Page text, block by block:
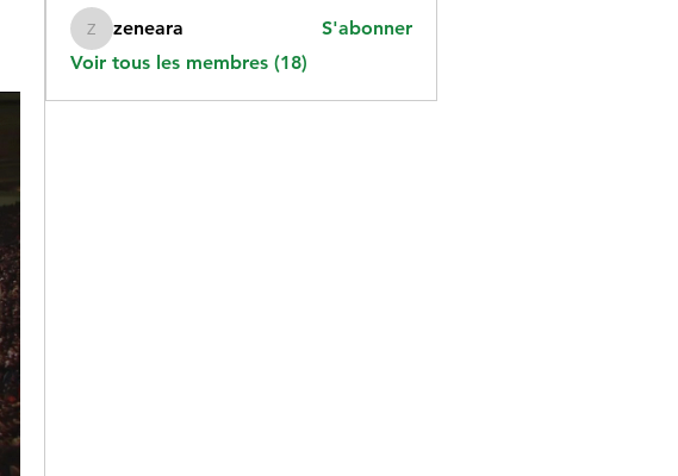
zeneara
zeneara
S'abonner
Voir tous les membres (18)